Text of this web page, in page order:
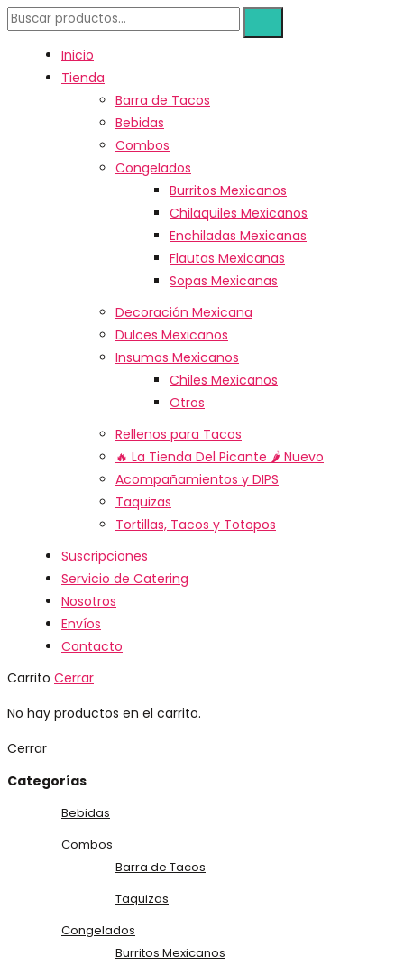
Inicio
Tienda
Barra de Tacos
Bebidas
Combos
Congelados
Burritos Mexicanos
Chilaquiles Mexicanos
Enchiladas Mexicanas
Flautas Mexicanas
Sopas Mexicanas
Decoración Mexicana
Dulces Mexicanos
Insumos Mexicanos
Chiles Mexicanos
Otros
Rellenos para Tacos
🔥 La Tienda Del Picante 🌶️ Nuevo
Acompañamientos y DIPS
Taquizas
Tortillas, Tacos y Totopos
Suscripciones
Servicio de Catering
Nosotros
Envíos
Contacto
Carrito Cerrar
No hay productos en el carrito.
Cerrar
Categorías
Bebidas
Combos
Barra de Tacos
Taquizas
Congelados
Burritos Mexicanos